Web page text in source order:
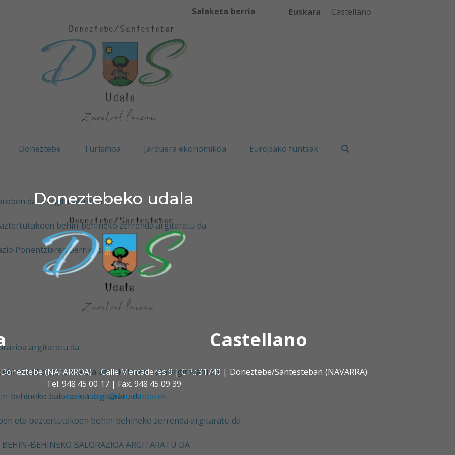
Doneztebeko udala
Castellano
(NAFARROA)
Calle Mercaderes 9 | C.P.: 31740 | Doneztebe/Santesteban (NAVARRA)
Tel. 948 45 00 17 | Fax. 948 45 09 39
santesteban@doneztebe.es
Salaketa berria Euskara Castellano
Doneztebe Turismoa Jarduera ekonomikoa Europako funtsak
data argitaratu dira
behin-behineko zerrenda argitaratu da
Ponentziaren berrikuspena
argitaratu da
betiko zerrenda eta azterketaren data argitaratu da
behineko balorazioa argitaratu da
eta baztertutakoen behin-behineko zerrenda argitaratu da
BEHINEKO BALORAZIOA ARGITARATU DA